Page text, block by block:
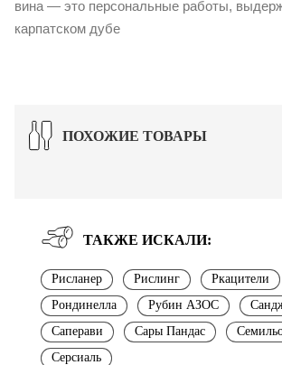
вина — это персональные работы,
карпатском дубе
ПОХОЖИЕ ТОВАРЫ
ТАКЖЕ ИСКАЛИ:
Рисланер Рислинг
Ркацители
Рондинелла
Рубин АЗОС
Саперави
Сары Пандас
Серсиаль